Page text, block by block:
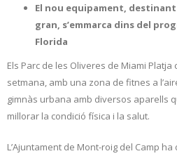
El nou equipament,
gran, s’emmarca dins del
Florida
Els Parc de les Oliveres de Miami Platja
setmana, amb una zona de fitnes a
gimnàs urbana amb diversos aparells
millorar la condició física i la salut.
L’Ajuntament de Mont-roig del Camp